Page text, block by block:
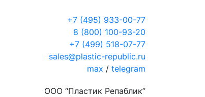
+7 (495) 933-00-77
8 (800) 100-93-20
+7 (499) 518-07-77
sales@plastic-republic.ru
max / telegram
ООО “Пластик Репаблик”